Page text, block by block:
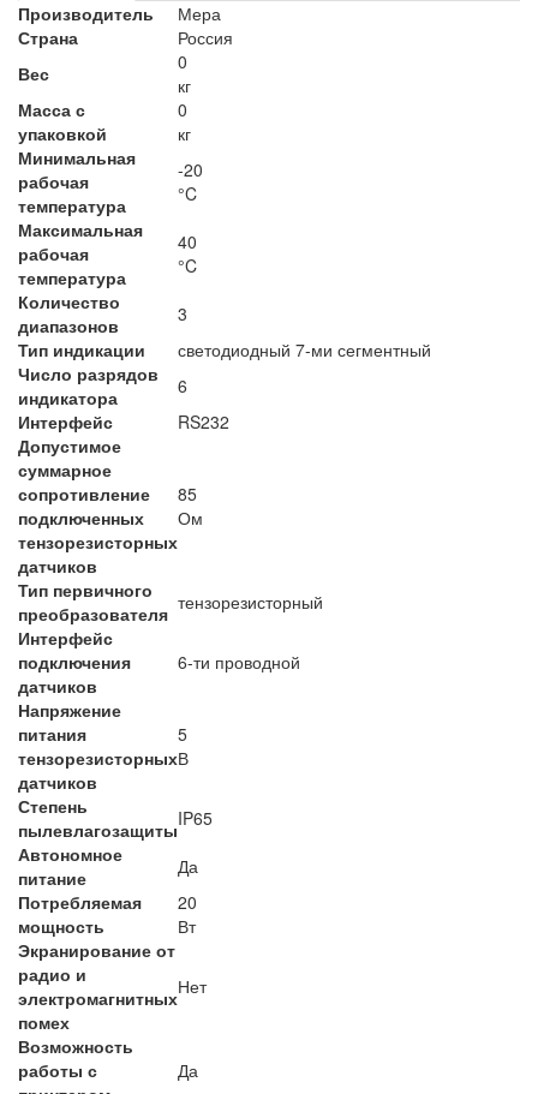
Производитель
Мера
Страна
Россия
Вес
0
кг
Масса с
упаковкой
0
кг
Минимальная
рабочая
температура
-20
°C
Максимальная
рабочая
температура
40
°C
Количество
диапазонов
3
Тип индикации
светодиодный 7-ми сегментный
Число разрядов
индикатора
6
Интерфейс
RS232
Допустимое
суммарное
сопротивление
подключенных
тензорезисторных
датчиков
85
Ом
Тип первичного
преобразователя тензорезисторный
Интерфейс
подключения
датчиков
6-ти проводной
Напряжение
питания
тензорезисторных
датчиков
5
В
Степень
пылевлагозащитыIP65
Автономное
питание
Да
Потребляемая
мощность
20
Вт
Экранирование от
радио и
электромагнитных
помех
Нет
Возможность
работы с
Да